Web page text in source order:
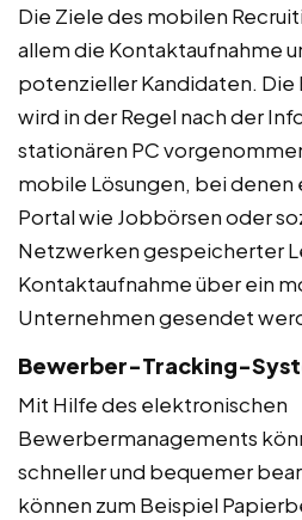
Die Ziele des mobilen
allem die Kontaktaufnahme
potenzieller Kandidaten.
wird in der Regel nach der
stationären PC
mobile Lösungen, bei denen
Portal wie Jobbörsen oder
Netzwerken gespeicherter
Kontaktaufnahme über ein
Unternehmen gesendet
Bewerber-Tracking-
Mit Hilfe des elektronischen
Bewerbermanagements
schneller und bequemer
können zum Beispiel